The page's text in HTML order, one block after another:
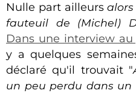
Nulle part ailleursalors
fauteuil de (Michel)
Dans une interview au
y a quelques
déclaré qu'il trouvait "
un peu perdu dans